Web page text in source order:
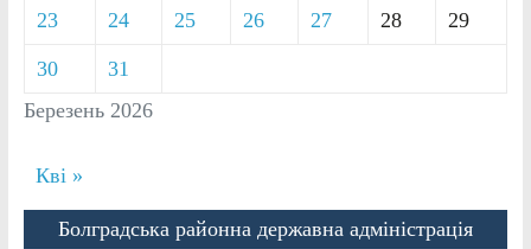
Березень 2026
23 24 25 26 27 28 29
30 31
Кві »
Болградська районна державна адміністрація